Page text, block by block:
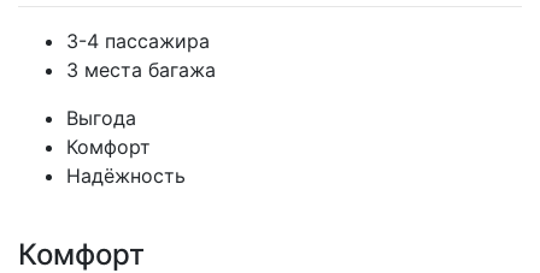
3-4 пассажира
3 места багажа
Выгода
Комфорт
Надёжность
Комфорт